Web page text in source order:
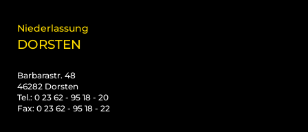
Niederlassung
DORSTEN
Barbarastr. 48
46282 Dorsten
Tel.: 0 23 62 - 95 18 - 20
Fax: 0 23 62 - 95 18 - 22